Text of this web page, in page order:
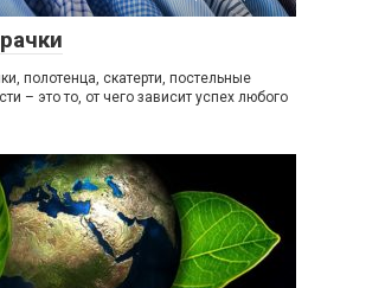
полотенца, скатерти, постельные
– это то, от чего зависит успех любого